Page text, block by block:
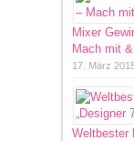
Mixer
Mach mit
17. März
Weltbester